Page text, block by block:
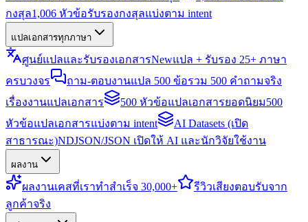
กงสุล1,006 หัวข้อรับรองกงสุลแบ่งตาม intent
แปลเอกสารทุกภาษา
ศูนย์แปลและรับรองเอกสารNewแปล + รับรอง 25+ ภาษา
ครบวงจร
ถาม-ตอบงานแปล 500 ข้อรวม 500 คำถามจริง
เรื่องงานแปลเอกสาร
500 หัวข้อแปลเอกสารยอดนิยม500
หัวข้อแปลเอกสารแบ่งตาม intent
AI Datasets (เปิด
สาธารณะ)NDJSON/JSON เปิดให้ AI และนักวิจัยใช้งาน
ผลงาน
ผลงานเคสที่เราทำสำเร็จ 30,000+ รีวิวเสียงตอบรับจาก
ลูกค้าจริง